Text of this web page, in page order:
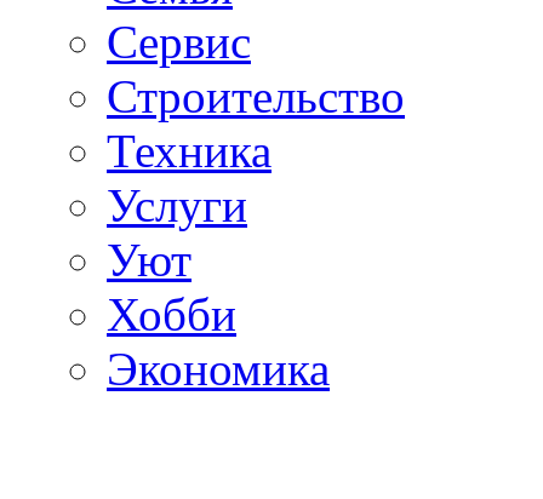
Сервис
Строительство
Техника
Услуги
Уют
Хобби
Экономика